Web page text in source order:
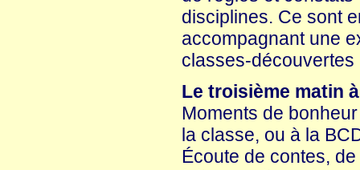
disciplines. Ce sont
accompagnant une
classes-découvertes
Le troisième matin
Moments de
la classe, ou à la
Écoute de contes,